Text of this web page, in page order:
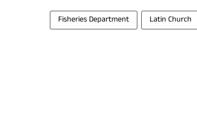
Fisheries Department Latin Church